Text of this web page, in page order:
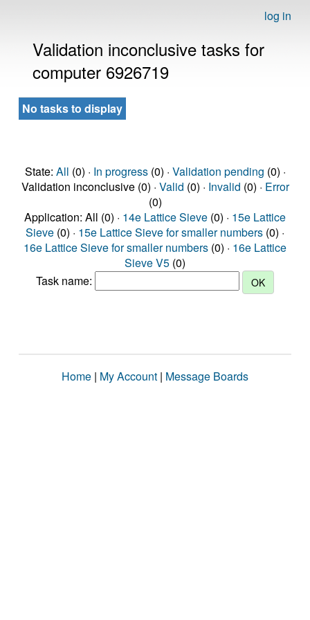
log in
Validation inconclusive tasks for
computer 6926719
No tasks to display
State: All (0) · In progress(0) · Validation pending (0) ·
Validation inconclusive (0) · Valid (0) · Invalid (0) · Error
(0)
Application: All (0) · 14e Lattice Sieve (0) · 15e Lattice
Sieve (0) · 15e Lattice Sieve for smaller numbers (0) ·
16e Lattice Sieve for smaller numbers (0) · 16e Lattice
Sieve V5 (0)
Task name:
Home | My Account | Message Boards